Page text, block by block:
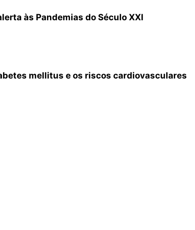
às Pandemias do Século XXI
mellitus e os riscos cardiovasculares